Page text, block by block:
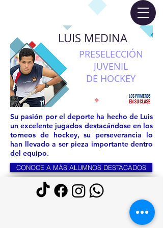
Su pasión por el deporte ha hecho de Luis
un excelente jugados destacándose en los
torneos de hockey, su perseverancia lo
han llevado a ser pieza importante dentro
del equipo.
PRESELECCIÓN
JUVENIL
DE HOCKEY
LUIS MEDINA
CONOCE A MÁS ALUMNOS DESTACADOS